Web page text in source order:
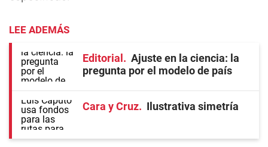
LEE ADEMÁS
Editorial
Ajuste en la ciencia: la
pregunta por el modelo de país
Cara y Cruz Ilustrativa simetría